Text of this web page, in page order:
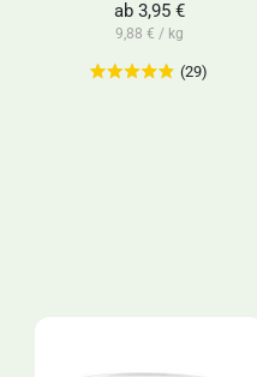
ab3,95 €
9,88 € / kg
(29)